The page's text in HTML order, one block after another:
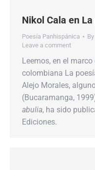
Nikol Cala en
Poesía Panhispánica By
Leave a comment
Leemos, en el
colombiana La
Alejo Morales,
(Bucaramanga,
abulia, ha sido
Ediciones.